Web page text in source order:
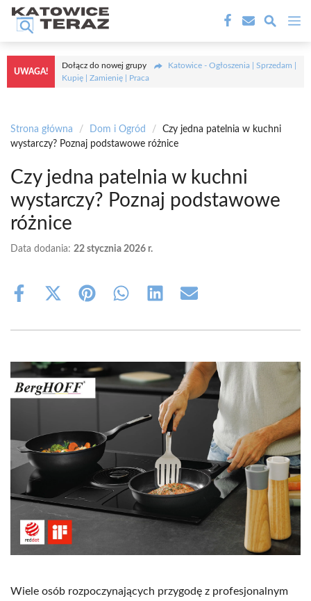
Przejdź
treści
UWAGA!
Dołącz do nowej grupy
Katowice - Ogłoszenia | Sprzedam |
Kupię | Zamienię | Praca
Strona główna / Dom i Ogród /
Czy jedna patelnia w kuchni
wystarczy? Poznaj podstawowe różnice
Czy jedna patelnia w kuchni
wystarczy? Poznaj podstawowe
różnice
Data dodania: 22 stycznia 2026 r.
Share
Share
(Twitter)
Share Share Share Share
Wiele osób rozpoczynających przygodę z profesjonalnym